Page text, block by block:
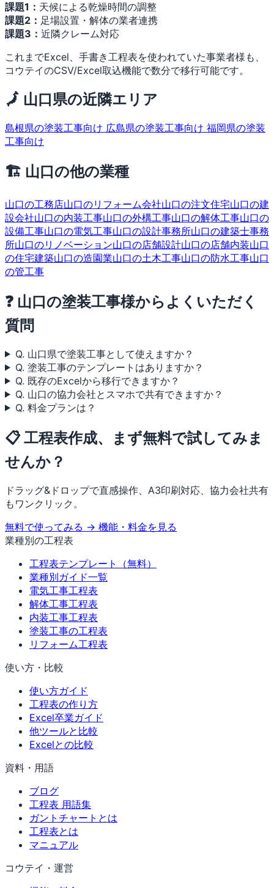
課題1： 天候による乾燥時間の調整
課題2： 足場設置・解体の業者連携
課題3： 近隣クレーム対応
これまでExcel、手書き工程表を使われていた事業者様も、
コウテイのCSV/Excel取込機能で数分で移行可能です。
🗾 山口県の近隣エリア
島根県の塗装工事向け 広島県の塗装工事向け 福岡県の塗装
工事向け
🏗 山口の他の業種
山口の工務店山口のリフォーム会社山口の注文住宅山口の建
設会社山口の内装工事山口の外構工事山口の解体工事山口の
設備工事山口の電気工事山口の設計事務所山口の建築士事務
所山口のリノベーション山口の店舗設計山口の店舗内装山口
の住宅建築山口の造園業山口の土木工事山口の防水工事山口
の管工事
❓ 山口の塗装工事様からよくいただく
質問
Q. 山口県で塗装工事として使えますか？
Q. 塗装工事のテンプレートはありますか？
Q. 既存のExcelから移行できますか？
Q. 山口の協力会社とスマホで共有できますか？
Q. 料金プランは？
📋 工程表作成、まず無料で試してみま
せんか？
ドラッグ&ドロップで直感操作、A3印刷対応、協力会社共有
もワンクリック。
無料で使ってみる → 機能・料金を見る
業種別の工程表
工程表テンプレート（無料）
業種別ガイド一覧
電気工事工程表
解体工事工程表
内装工事工程表
塗装工事の工程表
リフォーム工程表
使い方・比較
使い方ガイド
工程表の作り方
Excel卒業ガイド
他ツールと比較
Excelとの比較
資料・用語
ブログ
工程表 用語集
ガントチャートとは
工程表とは
マニュアル
コウテイ・運営